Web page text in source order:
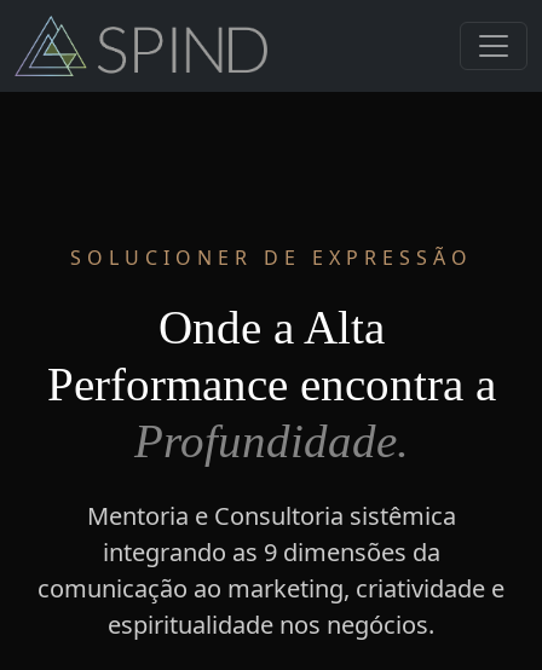
SOLUCIONER DE EXPRESSÃO
Onde a Alta
Performance encontra a
Profundidade.
Mentoria e Consultoria sistêmica
integrando as 9 dimensões da
comunicação ao marketing, criatividade e
espiritualidade nos negócios.